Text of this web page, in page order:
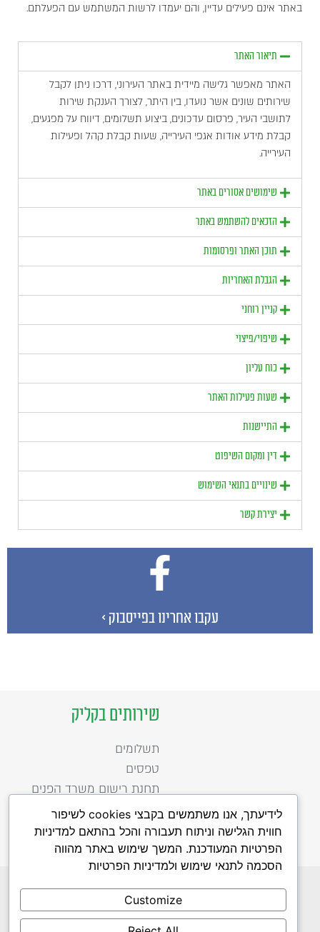
באתר אינם פעילים עדיין, והם יעמדו לרשות המשתמש עם הפעלתם.
תיאור האתר
האתר מאפשר גלישה מיידית באתר העירוני, דרכו ניתן לקבל
שירותים שונים אשר נועדו, בין היתר, לצורך הענקת שירות
לתושבי העיר, פרסום עדכונים, ביצוע תשלומים, דיווח על מפגעים,
קבלת מידע אודות אגפי העירייה, שעות קבלת קהל ופעילות
העירייה.
שימושים אסורים באתר
הזכאים להשתמש באתר
תוכן האתר ופרסומות
הגבלת האחריות
קניין רוחני
שיפוי/פיצוי
כוח עליון
שעות פעילות האתר
התיישנות
דין ומקום השיפוט
שינויים בתנאי השימוש
יצירת קשר
עקבו אחרינו בפייסבוק >
שירותים בקליק
תשלומים
טפסים
תחנת רישום משרד הפנים
הפעלת האתר נתמכת כספית על ידי מטה ישראל דיגיטאלית, משרד הכלכלה
לדיווח על תקלות באתר לחצו כאן
הצהרת נגישות
תנאי שימוש
מדיניות פרטיות
לידיעתך, אנו משתמשים בקבצי cookies לשיפור
חווית הגלישה וניתוח תעבורה והכל בהתאם למדיניות
הפרטיות המעודכנת. המשך שימוש באתר מהווה
הסכמה לתנאי שימוש ולמדיניות הפרטיות
Customize